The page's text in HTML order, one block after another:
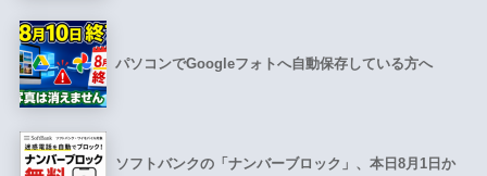
パソコンでGoogleフォトへ自動保存している方へ
ソフトバンクの「ナンバーブロック」、本日8月1日か